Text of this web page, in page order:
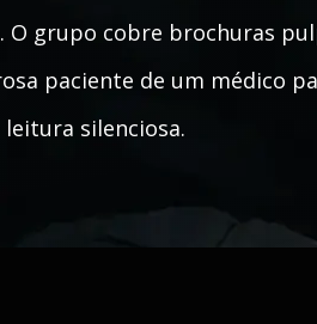
grupo cobre brochuras
paciente de um médico
silenciosa.